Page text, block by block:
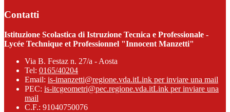
Contatti
Istituzione Scolastica di Istruzione Tecnica e Professionale -
Lycée Technique et Professionnel "Innocent Manzetti"
Via B. Festaz n. 27/a - Aosta
Tel: 0165/40204
Email: is-imanzetti@regione.vda.itLink per inviare una mail
PEC: is-itcgeometri@pec.regione.vda.itLink per inviare una
mail
C.F.: 91040750076